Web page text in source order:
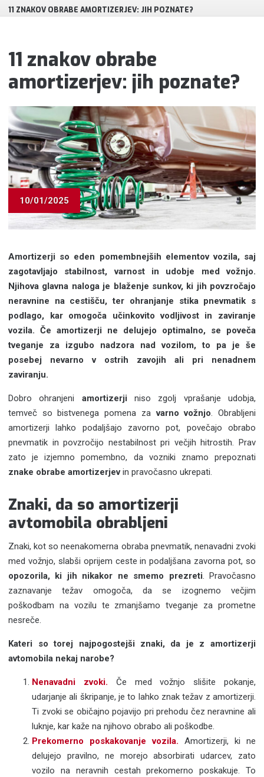
11 ZNAKOV OBRABE AMORTIZERJEV: JIH POZNATE?
11 znakov obrabe
amortizerjev: jih poznate?
10/01/2025
Amortizerji so eden pomembnejših elementov vozila, saj
zagotavljajo stabilnost, varnost in udobje med vožnjo.
Njihova glavna naloga je blaženje sunkov, ki jih povzročajo
neravnine na cestišču, ter ohranjanje stika pnevmatik s
podlago, kar omogoča učinkovito vodljivost in zaviranje
vozila. Če amortizerji ne delujejo optimalno, se poveča
tveganje za izgubo nadzora nad vozilom, to pa je še
posebej nevarno v ostrih zavojih ali pri nenadnem
zaviranju.
Dobro ohranjeni amortizerji niso zgolj vprašanje udobja,
temveč so bistvenega pomena zavarno vožnjo. Obrabljeni
amortizerji lahko podaljšajo zavorno pot, povečajo obrabo
pnevmatik in povzročijo nestabilnost pri večjih hitrostih. Prav
zato je izjemno pomembno, da vozniki znamo prepoznati
znake obrabe amortizerjevin pravočasno ukrepati.
Znaki, da so amortizerji
avtomobila obrabljeni
Znaki, kot so neenakomerna obraba pnevmatik, nenavadni zvoki
med vožnjo, slabši oprijem ceste in podaljšana zavorna pot, so
opozorila, ki jih nikakor ne smemo prezreti. Pravočasno
zaznavanje težav omogoča, da se izognemo večjim
poškodbam na vozilu te zmanjšamo tveganje za prometne
nesreče.
Kateri so torej najpogostejši znaki, da je z amortizerji
avtomobila nekaj narobe?
Nenavadni zvoki. Če med vožnjo slišite pokanje,
udarjanje ali škripanje, je to lahko znak težav z amortizerji.
Ti zvoki se običajno pojavijo pri prehodu čez neravnine ali
luknje, kar kaže na njihovo obrabo ali poškodbe.
Prekomerno poskakovanje vozila. Amortizerji, ki ne
delujejo pravilno, ne morejo absorbirati udarcev, zato
vozilo na neravnih cestah prekomerno poskakuje. To